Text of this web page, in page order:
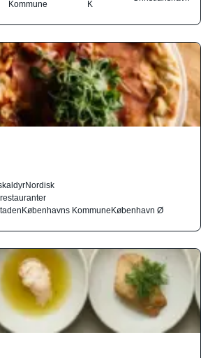
Kommune K
Nordisk
Københavns KommuneKøbenhavn Ø